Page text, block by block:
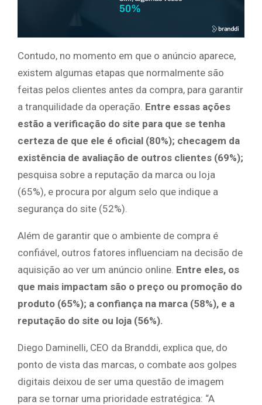
Contudo, no momento em que o anúncio aparece,
existem algumas etapas que normalmente são
feitas pelos clientes antes da compra, para garantir
a tranquilidade da operação. Entre essas ações
estão a verificação do site para que se tenha
certeza de que ele é oficial (80%); checagem da
existência de avaliação de outros clientes (69%);
pesquisa sobre a reputação da marca ou loja
(65%), e procura por algum selo que indique a
segurança do site (52%).
Além de garantir que o ambiente de compra é
confiável, outros fatores influenciam na decisão de
aquisição ao ver um anúncio online. Entre eles, os
que mais impactam são o preço ou promoção do
produto (65%); a confiança na marca (58%), e a
reputação do site ou loja (56%).
Diego Daminelli, CEO da Branddi, explica que, do
ponto de vista das marcas, o combate aos golpes
digitais deixou de ser uma questão de imagem
para se tornar uma prioridade estratégica: “A